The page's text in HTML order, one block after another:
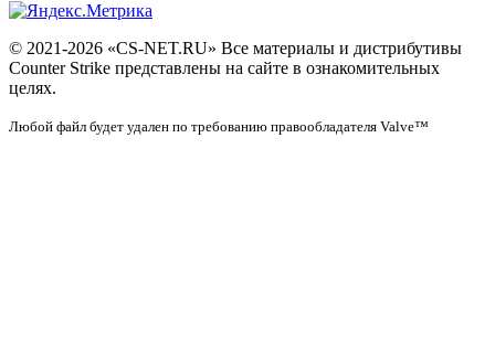
© 2021-2026 «CS-NET.RU» Все материалы и дистрибутивы
Counter Strike представлены на сайте в ознакомительных
целях.
Любой файл будет удален по требованию правообладателя Valve™